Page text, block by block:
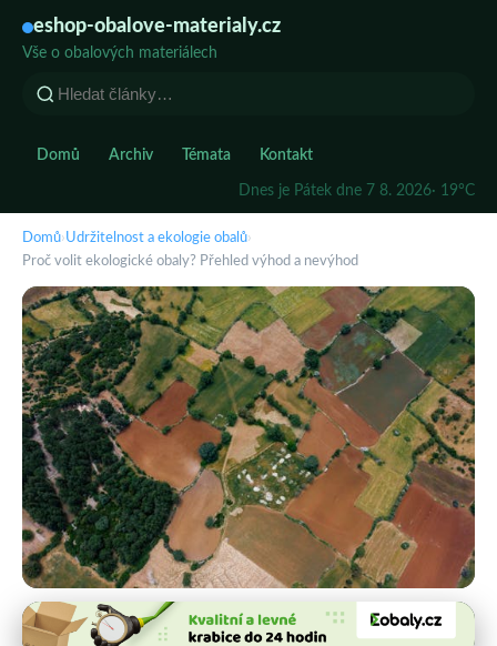
eshop-obalove-materialy.cz
Vše o obalových materiálech
Domů Archiv Témata Kontakt
Dnes je Pátek dne 7 8. 2026· 19°C
Domů›Udržitelnost a ekologie obalů›
Proč volit ekologické obaly? Přehled výhod a nevýhod
Udržitelnost a ekologie obalů